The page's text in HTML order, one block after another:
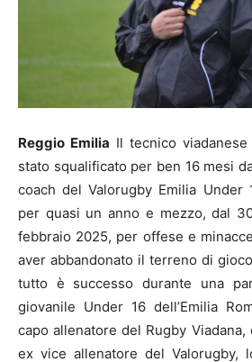
Reggio Emilia Il tecnico
stato squalificato per ben 16 mesi
coach del Valorugby Emilia Under
per quasi un anno e mezzo, dal
febbraio 2025, per offese e
aver abbandonato il terreno di
tutto è successo durante una
giovanile Under 16 dell’Emilia
capo allenatore del Rugby Viadana,
ex vice allenatore del Valorugby,